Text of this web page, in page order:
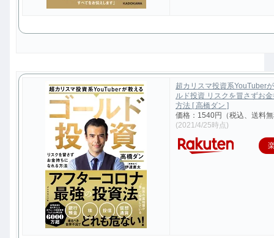
超カリスマ投資系YouTuber
ルド投資 リスクを冒さずお
方法 [ 高橋ダン ]
価格：1540円（税込、送料
(2021/4/25時点)